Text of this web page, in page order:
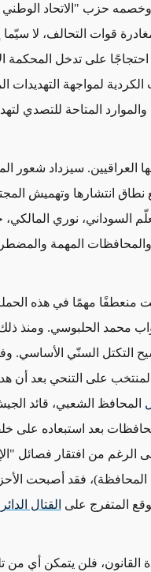
وخصمه حزب "الاتحاد الوطني
قوات التحالف، لا سيّما
على تدخل المحكمة
الكردية لمواجهة التهديدات
والموارد المتاحة للتصدي
العراقيين. سيزداد شعور
نطاق انتشارها وتهميش
السوداني، نوري
المهمة
منعطفًا مهمًا في هذه
محمد الحلبوسي. ومنذ ذلك
التكتل السنّي الأساسي.
على التنحي بعد أن
المحافظ الشعبي، قائد
بعد استبعاده على
الرغم من افتقار فصائل
(7 مقاعد من أصل 15 في مجلس المحافظة)، فقد أصبحت
المتفرج على القتال الدائر
القانون، فلن يتمكن أي من